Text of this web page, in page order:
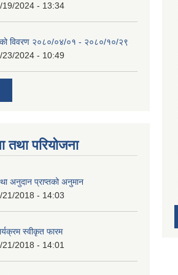
19/2024 - 13:34
विवरण २०८०/०४/०१ - २०८०/१०/२९
23/2024 - 10:49
तथा परियोजना
अनुदान प्राप्तको अनुमान
21/2018 - 14:03
स्वीकृत फारम
21/2018 - 14:01